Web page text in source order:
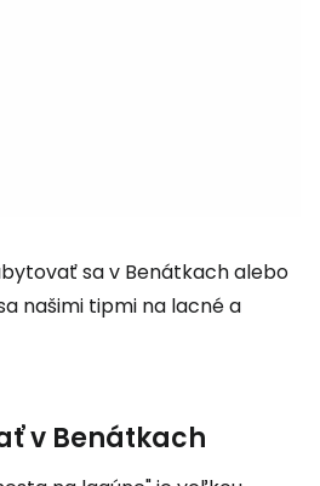
sa v Benátkach alebo
našimi tipmi na lacné a
v Benátkach